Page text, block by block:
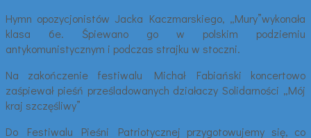
Hymn opozycjonistów Jacka Kaczmarskiego, „Mury”wykonała
klasa 6e. Śpiewano go w polskim podziemiu
antykomunistycznym i podczas strajku w stoczni.
Na zakończenie festiwalu Michał Fabiański koncertowo
zaśpiewał pieśń prześladowanych działaczy Solidarności „Mój
kraj szczęśliwy”
Do Festiwalu Pieśni Patriotycznej przygotowujemy się, co